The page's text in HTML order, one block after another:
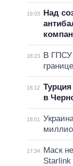
19:03
Над
18:23
В ГПСУ
18:12
в
18:01
17:34
Маск